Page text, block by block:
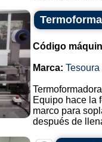
Código
Marca: Tesoura
Equipo hace la
marco para
después de